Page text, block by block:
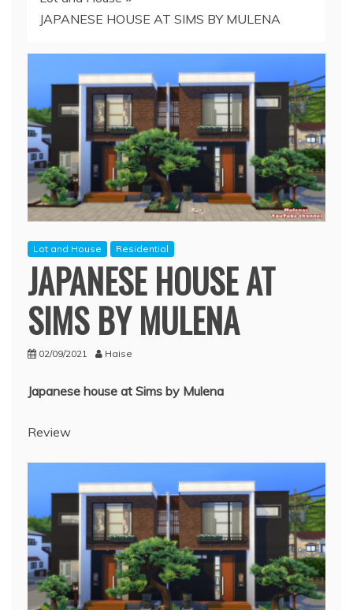
JAPANESE HOUSE AT SIMS BY MULENA
Lot and House Residential
JAPANESE HOUSE AT
SIMS BY MULENA
02/09/2021 Haise
Japanese house at Sims by Mulena
Review